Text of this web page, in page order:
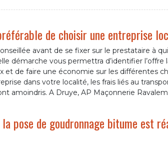
de choisir une entreprise
avant de se fixer sur le prestataire à
démarche vous permettra d’identifier l’offre
et de faire une économie sur les différentes
dans votre localité, les frais liés au
amoindris. A Druye, AP Maçonnerie
pose de goudronnage bitume est